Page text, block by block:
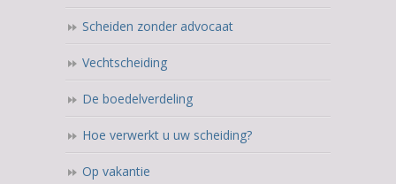
Scheiden zonder advocaat
Vechtscheiding
De boedelverdeling
Hoe verwerkt u uw scheiding?
Op vakantie